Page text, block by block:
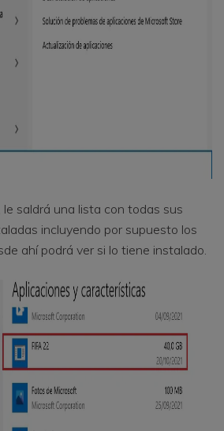
le saldrá una lista con todas sus
incluyendo por supuesto los
ahí podrá ver si lo tiene instalado.